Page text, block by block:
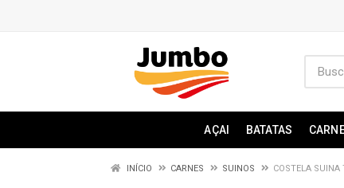
AÇAI BATATAS
INÍCIO CARNES SUINOS COSTELA